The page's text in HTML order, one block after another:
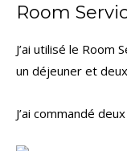
Room
J’ai utilisé le Room
un déjeuner et
J’ai commandé